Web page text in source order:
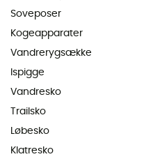
Soveposer
Kogeapparater
Vandrerygsække
Ispigge
Vandresko
Trailsko
Løbesko
Klatresko